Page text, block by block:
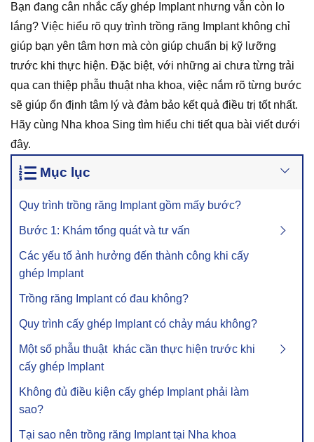
Bạn đang cân nhắc cấy ghép Implant nhưng vẫn còn lo
lắng? Việc hiểu rõ quy trình trồng răng Implant không chỉ
giúp bạn yên tâm hơn mà còn giúp chuẩn bị kỹ lưỡng
trước khi thực hiện. Đặc biệt, với những ai chưa từng trải
qua can thiệp phẫu thuật nha khoa, việc nắm rõ từng bước
sẽ giúp ổn định tâm lý và đảm bảo kết quả điều trị tốt nhất.
Hãy cùng Nha khoa Sing tìm hiểu chi tiết qua bài viết dưới
đây.
Mục lục
Quy trình trồng răng Implant gồm mấy bước?
Bước 1: Khám tổng quát và tư vấn
Các yếu tố ảnh hưởng đến thành công khi cấy
ghép Implant
Trồng răng Implant có đau không?
Quy trình cấy ghép Implant có chảy máu không?
Một số phẫu thuật khác cần thực hiện trước khi
cấy ghép Implant
Không đủ điều kiện cấy ghép Implant phải làm
sao?
Tại sao nên trồng răng Implant tại Nha khoa